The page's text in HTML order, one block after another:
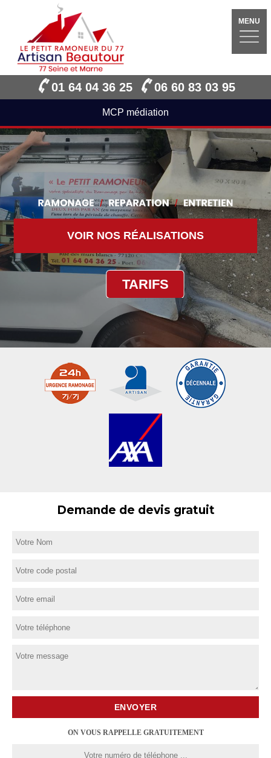
MENU
01 64 04 36 25 06 60 83 03 95
MCP médiation
VOIR NOS RÉALISATIONS
TARIFS
Demande de devis gratuit
ON VOUS RAPPELLE GRATUITEMENT